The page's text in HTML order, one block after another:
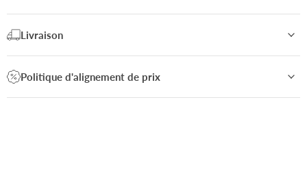
Livraison
Politique d'alignement de prix